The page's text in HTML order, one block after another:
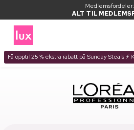
Medlemsfordeler:
ALT TIL
Få opptil 25 % ekstra rabatt på Sunday Steals ⚡